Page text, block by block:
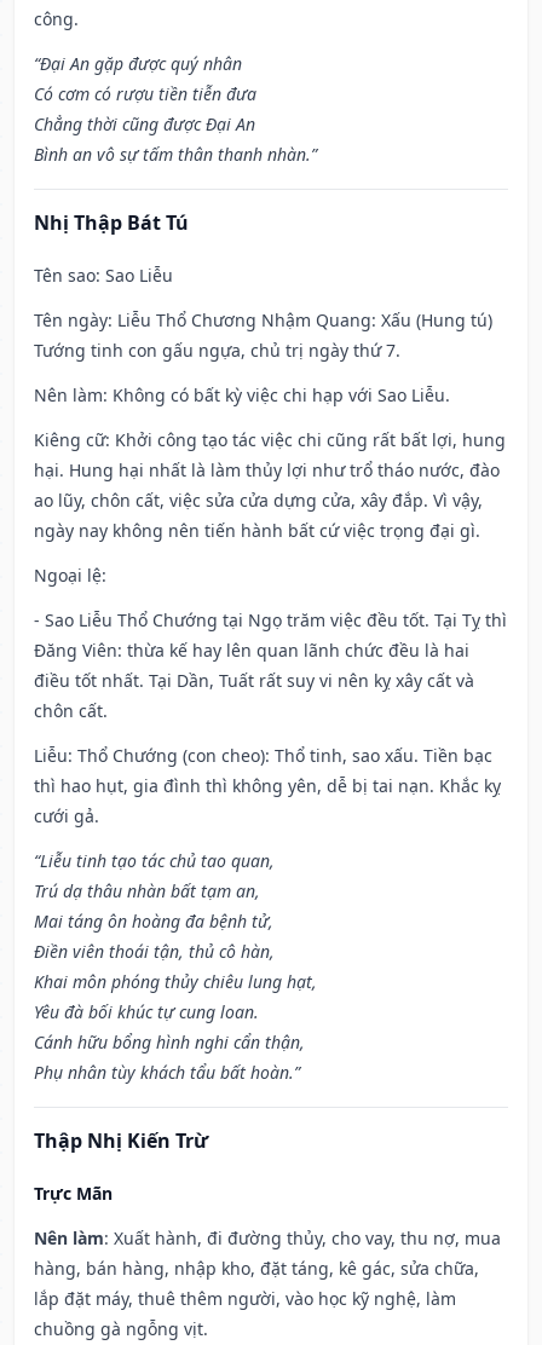
công.
“Đại An gặp được quý nhân
Có cơm có rượu tiền tiễn đưa
Chẳng thời cũng được Đại An
Bình an vô sự tấm thân thanh nhàn.”
Nhị Thập Bát Tú
Tên sao: Sao Liễu
Tên ngày: Liễu Thổ Chương Nhậm Quang: Xấu (Hung tú)
Tướng tinh con gấu ngựa, chủ trị ngày thứ 7.
Nên làm: Không có bất kỳ việc chi hạp với Sao Liễu.
Kiêng cữ: Khởi công tạo tác việc chi cũng rất bất lợi, hung
hại. Hung hại nhất là làm thủy lợi như trổ tháo nước, đào
ao lũy, chôn cất, việc sửa cửa dựng cửa, xây đắp. Vì vậy,
ngày nay không nên tiến hành bất cứ việc trọng đại gì.
Ngoại lệ:
- Sao Liễu Thổ Chướng tại Ngọ trăm việc đều tốt. Tại Tỵ thì
Đăng Viên: thừa kế hay lên quan lãnh chức đều là hai
điều tốt nhất. Tại Dần, Tuất rất suy vi nên kỵ xây cất và
chôn cất.
Liễu: Thổ Chướng (con cheo): Thổ tinh, sao xấu. Tiền bạc
thì hao hụt, gia đình thì không yên, dễ bị tai nạn. Khắc kỵ
cưới gả.
“Liễu tinh tạo tác chủ tao quan,
Trú dạ thâu nhàn bất tạm an,
Mai táng ôn hoàng đa bệnh tử,
Điền viên thoái tận, thủ cô hàn,
Khai môn phóng thủy chiêu lung hạt,
Yêu đà bối khúc tự cung loan.
Cánh hữu bổng hình nghi cẩn thận,
Phụ nhân tùy khách tẩu bất hoàn.”
Thập Nhị Kiến Trừ
Trực Mãn
Nên làm: Xuất hành, đi đường thủy, cho vay, thu nợ, mua
hàng, bán hàng, nhập kho, đặt táng, kê gác, sửa chữa,
lắp đặt máy, thuê thêm người, vào học kỹ nghệ, làm
chuồng gà ngỗng vịt.